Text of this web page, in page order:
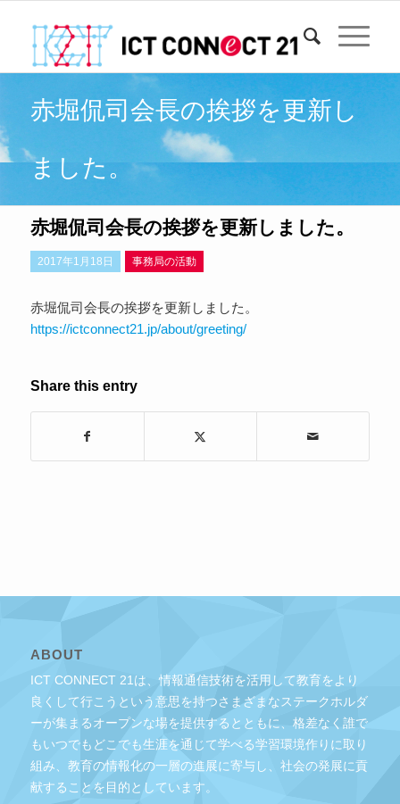
赤堀侃司会長の挨拶を更新し
ました。
赤堀侃司会長の挨拶を更新しました。
2017年1月18日 事務局の活動
赤堀侃司会長の挨拶を更新しました。
https://ictconnect21.jp/about/greeting/
Share this entry
ABOUT
ICT CONNECT 21は、情報通信技術を活用して教育をより
良くして行こうという意思を持つさまざまなステークホルダ
ーが集まるオープンな場を提供するとともに、格差なく誰で
もいつでもどこでも生涯を通じて学べる学習環境作りに取り
組み、教育の情報化の一層の進展に寄与し、社会の発展に貢
献することを目的としています。